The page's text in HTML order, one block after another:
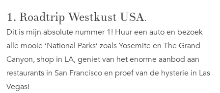
1. Roadtrip Westkust USA.
Dit is mijn absolute nummer 1! Huur een auto en bezoek
alle mooie ‘National Parks’ zoals Yosemite en The Grand
Canyon, shop in LA, geniet van het enorme aanbod aan
restaurants in San Francisco en proef van de hysterie in Las
Vegas!